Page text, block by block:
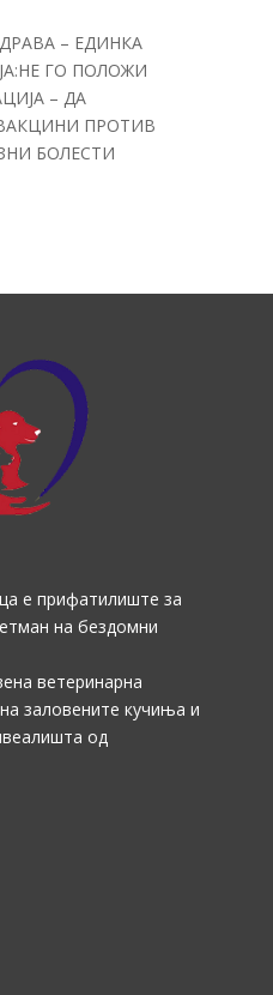
– ЕДИНКА
ГО ПОЛОЖИ
– ДА
ПРОТИВ
БОЛЕСТИ
е прифатилиште за
на бездомни
ветеринарна
заловените кучиња и
од